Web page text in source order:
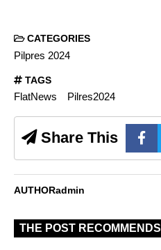
CATEGORIES
Pilpres 2024
TAGS
FlatNews Pilres2024
Share This
AUTHORadmin
THE POST RECOMMENDS